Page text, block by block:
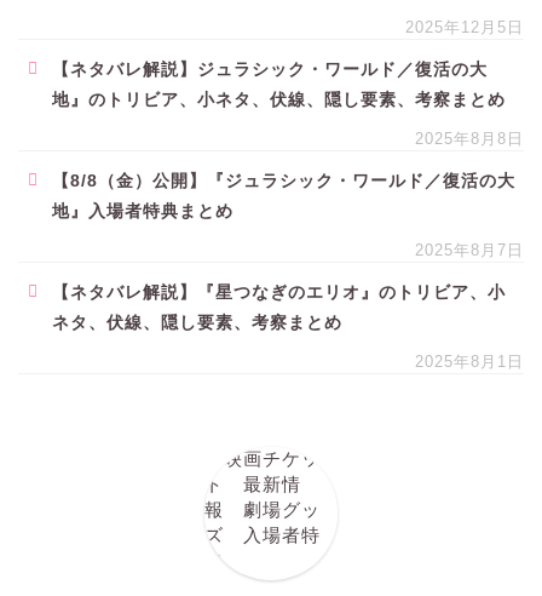
2025年12月5日
【ネタバレ解説】ジュラシック・ワールド／復活の大
地』のトリビア、小ネタ、伏線、隠し要素、考察まとめ
2025年8月8日
【8/8（金）公開】『ジュラシック・ワールド／復活の大
地』入場者特典まとめ
2025年8月7日
【ネタバレ解説】『星つなぎのエリオ』のトリビア、小
ネタ、伏線、隠し要素、考察まとめ
2025年8月1日